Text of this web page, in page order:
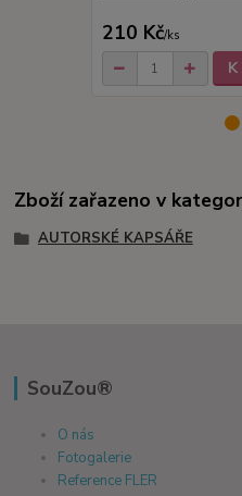
210 Kč/ks
Zboží zařazeno v
AUTORSKÉ KAPSÁŘE
SouZou®
O nás
Fotogalerie
Reference FLER